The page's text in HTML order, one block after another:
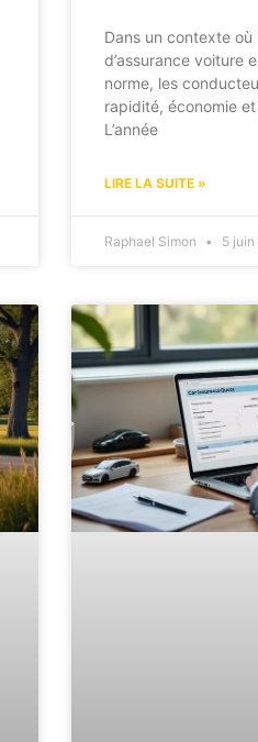
Dans un contexte où
d’assurance voiture
norme, les
rapidité, économie
L’année
LIRE LA SUITE »
Raphael Simon 5